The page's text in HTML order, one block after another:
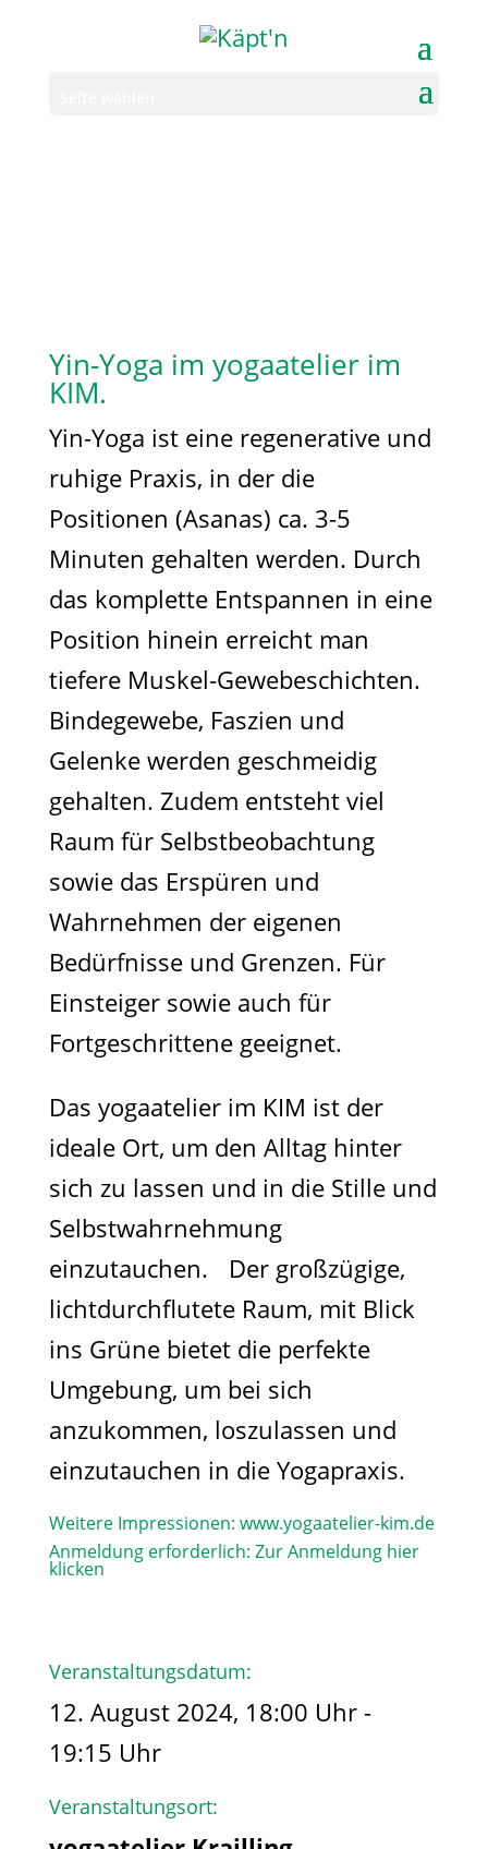
Yin-Yoga im yogaatelier im
KIM.
Yin-Yoga ist eine regenerative und
ruhige Praxis, in der die
Positionen (Asanas) ca. 3-5
Minuten gehalten werden. Durch
das komplette Entspannen in eine
Position hinein erreicht man
tiefere Muskel-Gewebeschichten.
Bindegewebe, Faszien und
Gelenke werden geschmeidig
gehalten. Zudem entsteht viel
Raum für Selbstbeobachtung
sowie das Erspüren und
Wahrnehmen der eigenen
Bedürfnisse und Grenzen. Für
Einsteiger sowie auch für
Fortgeschrittene geeignet.
Das yogaatelier im KIM ist der
ideale Ort, um den Alltag hinter
sich zu lassen und in die Stille und
Selbstwahrnehmung
einzutauchen. Der großzügige,
lichtdurchflutete Raum, mit Blick
ins Grüne bietet die perfekte
Umgebung, um bei sich
anzukommen, loszulassen und
einzutauchen in die Yogapraxis.
Weitere Impressionen: www.yogaatelier-kim.de​
Anmeldung erforderlich: Zur Anmeldung hier
klicken
Veranstaltungsdatum:
12. August 2024, 18:00 Uhr -
19:15 Uhr
Veranstaltungsort: